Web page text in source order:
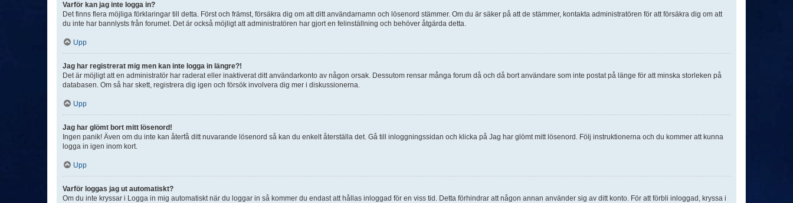
Varför kan jag inte logga in?
Det finns flera möjliga förklaringar till detta. Först och främst, försäkra dig om att ditt användarnamn och lösenord stämmer. Om du är säker på att de stämmer, kontakta administratören för att försäkra dig om att
du inte har bannlysts från forumet. Det är också möjligt att administratören har gjort en felinställning och behöver åtgärda detta.
Upp
Jag har registrerat mig men kan inte logga in längre?!
Det är möjligt att en administratör har raderat eller inaktiverat ditt användarkonto av någon orsak. Dessutom rensar många forum då och då bort användare som inte postat på länge för att minska storleken på
databasen. Om så har skett, registrera dig igen och försök involvera dig mer i diskussionerna.
Upp
Jag har glömt bort mitt lösenord!
Ingen panik! Även om du inte kan återfå ditt nuvarande lösenord så kan du enkelt återställa det. Gå till inloggningssidan och klicka på Jag har glömt mitt lösenord. Följ instruktionerna och du kommer att kunna
logga in igen inom kort.
Upp
Varför loggas jag ut automatiskt?
Om du inte kryssar i Logga in mig automatiskt när du loggar in så kommer du endast att hållas inloggad för en viss tid. Detta förhindrar att någon annan använder sig av ditt konto. För att förbli inloggad, kryssa i